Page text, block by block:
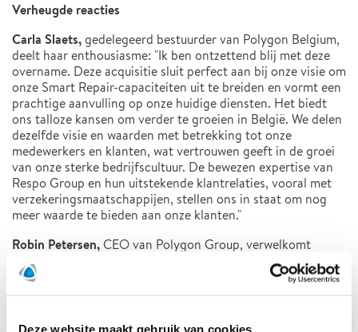
Deze website maakt gebruik van cookies
Verheugde reacties
Carla Slaets,gedelegeerd bestuurder van Polygon Belgium,
deelt haar enthousiasme: "Ik ben ontzettend blij met deze
overname. Deze acquisitie sluit perfect aan bij onze visie om
onze Smart Repair-capaciteiten uit te breiden en vormt een
prachtige aanvulling op onze huidige diensten. Het biedt
ons talloze kansen om verder te groeien in België. We delen
dezelfde visie en waarden met betrekking tot onze
medewerkers en klanten, wat vertrouwen geeft in de groei
van onze sterke bedrijfscultuur. De bewezen expertise van
Respo Group en hun uitstekende klantrelaties, vooral met
verzekeringsmaatschappijen, stellen ons in staat om nog
meer waarde te bieden aan onze klanten."
Robin Petersen,CEO van Polygon Group, verwelkomt
Respo Group bij Polygon: “We zijn verheugd om Respo
Group te verwelkomen bij Polygon. Hun expertise in Smart
Repair versterkt onze leidende positie in dit groeiende
schadeherstel te stimuleren. Met een sterke focus op